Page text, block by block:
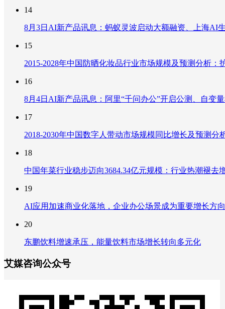
14
8月3日AI新产品讯息：蚂蚁灵波启动大额融资、上海AI
15
2015-2028年中国防晒化妆品行业市场规模及预测分析
16
8月4日AI新产品讯息：阿里“千问办公”开启公测、自变
17
2018-2030年中国数字人带动市场规模同比增长及预测
18
中国年菜行业稳步迈向3684.34亿元规模：行业热潮褪
19
AI应用加速商业化落地，企业办公场景成为重要增长方向
20
东鹏饮料增速承压，能量饮料市场增长转向多元化
艾媒咨询公众号